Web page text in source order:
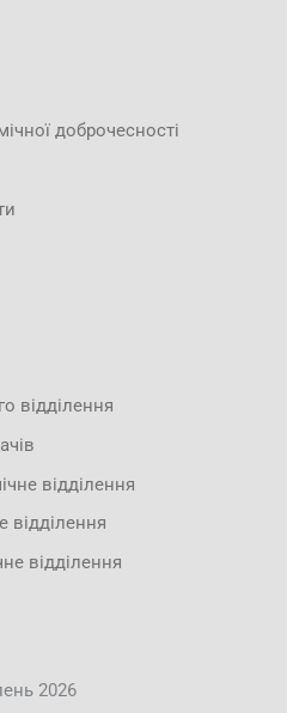
доброчесності
відділення
відділення
відділення
відділення
2026